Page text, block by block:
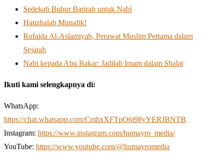
Sedekah Bubur Barirah untuk Nabi
Hanzhalah Munafik!
Rufaida Al-Aslamiyah, Perawat Muslim Pertama dalam
Sejarah
Nabi kepada Abu Bakar: Jadilah Imam dalam Shalat
Ikuti kami selengkapnya di:
WhatsApp:
https://chat.whatsapp.com/CmhxXFTpO6t98yYERJBNTB
Instagram: https://www.instagram.com/humayro_media/
YouTube: https://www.youtube.com/@humayromedia